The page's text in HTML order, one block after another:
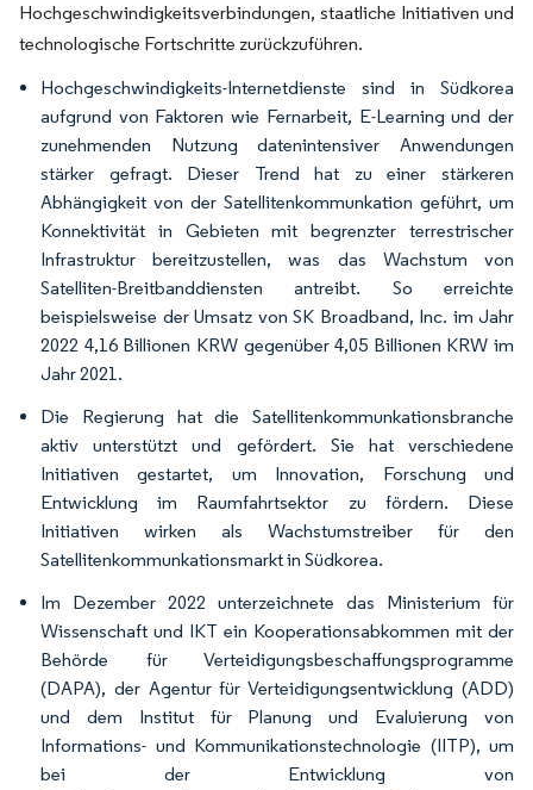
Hochgeschwindigkeitsverbindungen, staatliche Initiativen und
technologische Fortschritte zurückzuführen.
Hochgeschwindigkeits-Internetdienste sind in Südkorea
aufgrund von Faktoren wie Fernarbeit, E-Learning und der
zunehmenden Nutzung datenintensiver Anwendungen
stärker gefragt. Dieser Trend hat zu einer stärkeren
Abhängigkeit von der Satellitenkommunkation geführt, um
Konnektivität in Gebieten mit begrenzter terrestrischer
Infrastruktur bereitzustellen, was das Wachstum von
Satelliten-Breitbanddiensten antreibt. So erreichte
beispielsweise der Umsatz von SK Broadband, Inc. im Jahr
2022 4,16 Billionen KRW gegenüber 4,05 Billionen KRW im
Jahr 2021.
Die Regierung hat die Satellitenkommunkationsbranche
aktiv unterstützt und gefördert. Sie hat verschiedene
Initiativen gestartet, um Innovation, Forschung und
Entwicklung im Raumfahrtsektor zu fördern. Diese
Initiativen wirken als Wachstumstreiber für den
Satellitenkommunkationsmarkt in Südkorea.
Im Dezember 2022 unterzeichnete das Ministerium für
Wissenschaft und IKT ein Kooperationsabkommen mit der
Behörde für Verteidigungsbeschaffungsprogramme
(DAPA), der Agentur für Verteidigungsentwicklung (ADD)
und dem Institut für Planung und Evaluierung von
Informations- und Kommunikationstechnologie (IITP), um
bei der Entwicklung von